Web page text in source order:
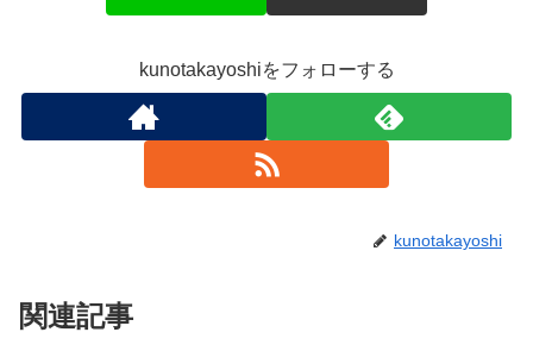
kunotakayoshiをフォローする
kunotakayoshi
関連記事